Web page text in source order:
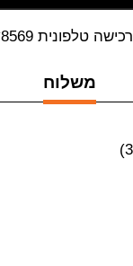
רכישה טלפונית 8569*
משלוח